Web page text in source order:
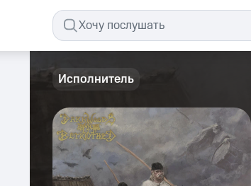
Исполнитель